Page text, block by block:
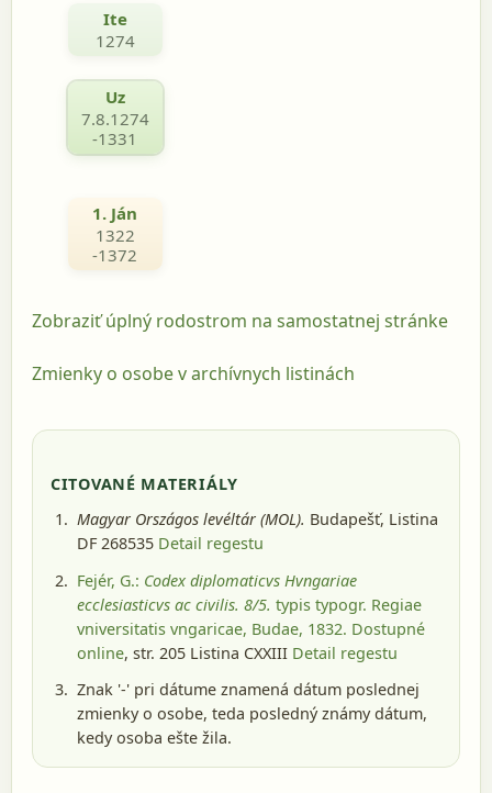
Ite
1274
Uz
7.8.1274
-1331
1. Ján
1322
-1372
Zobraziť úplný rodostrom na samostatnej stránke
Zmienky o osobe v archívnych listinách
CITOVANÉ MATERIÁLY
Magyar Országos levéltár (MOL). Budapešť, Listina
DF 268535 Detail regestu
Fejér, G.: Codex diplomaticvs Hvngariae
ecclesiasticvs ac civilis. 8/5. typis typogr. Regiae
vniversitatis vngaricae, Budae, 1832. Dostupné
online, str. 205 Listina CXXIII Detail regestu
Znak '-' pri dátume znamená dátum poslednej
zmienky o osobe, teda posledný známy dátum,
kedy osoba ešte žila.